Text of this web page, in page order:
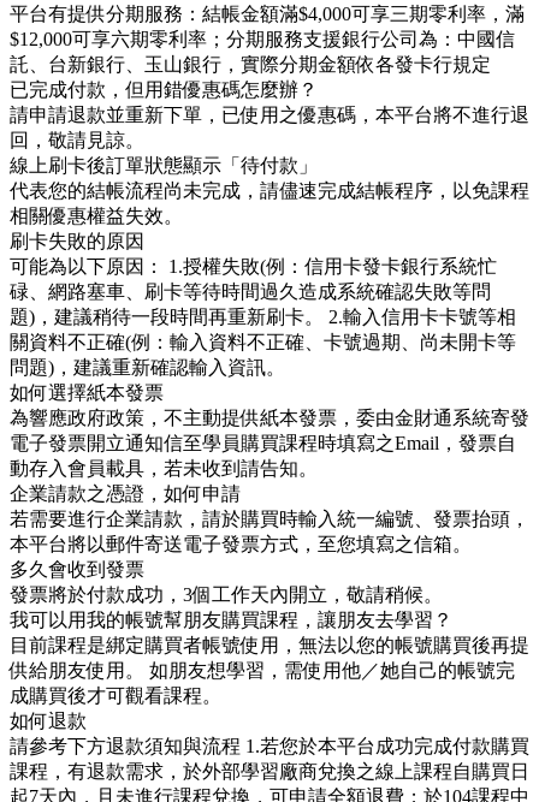
平台有提供分期服務：結帳金額滿$4,000可享三期零利率，滿
$12,000可享六期零利率；分期服務支援銀行公司為：中國信
託、台新銀行、玉山銀行，實際分期金額依各發卡行規定
已完成付款，但用錯優惠碼怎麼辦？
請申請退款並重新下單，已使用之優惠碼，本平台將不進行退
回，敬請見諒。
線上刷卡後訂單狀態顯示「待付款」
代表您的結帳流程尚未完成，請儘速完成結帳程序，以免課程
相關優惠權益失效。
刷卡失敗的原因
可能為以下原因： 1.授權失敗(例：信用卡發卡銀行系統忙
碌、網路塞車、刷卡等待時間過久造成系統確認失敗等問
題)，建議稍待一段時間再重新刷卡。 2.輸入信用卡卡號等相
關資料不正確(例：輸入資料不正確、卡號過期、尚未開卡等
問題)，建議重新確認輸入資訊。
如何選擇紙本發票
為響應政府政策，不主動提供紙本發票，委由金財通系統寄發
電子發票開立通知信至學員購買課程時填寫之Email，發票自
動存入會員載具，若未收到請告知。
企業請款之憑證，如何申請
若需要進行企業請款，請於購買時輸入統一編號、發票抬頭，
本平台將以郵件寄送電子發票方式，至您填寫之信箱。
多久會收到發票
發票將於付款成功，3個工作天內開立，敬請稍候。
我可以用我的帳號幫朋友購買課程，讓朋友去學習？
目前課程是綁定購買者帳號使用，無法以您的帳號購買後再提
供給朋友使用。 如朋友想學習，需使用他／她自己的帳號完
成購買後才可觀看課程。
如何退款
請參考下方退款須知與流程 1.若您於本平台成功完成付款購買
課程，有退款需求，於外部學習廠商兌換之線上課程自購買日
起7天內，且未進行課程兌換，可申請全額退費；於104課程中